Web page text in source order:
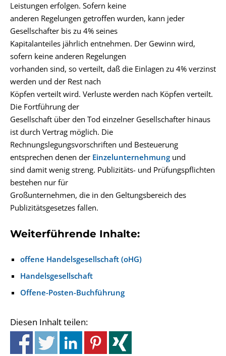
Leistungen erfolgen. Sofern keine
anderen Regelungen getroffen wurden, kann jeder
Gesellschafter bis zu 4% seines
Kapitalanteiles jährlich entnehmen. Der Gewinn wird,
sofern keine anderen Regelungen
vorhanden sind, so verteilt, daß die Einlagen zu 4% verzinst
werden und der Rest nach
Köpfen verteilt wird. Verluste werden nach Köpfen verteilt.
Die Fortführung der
Gesellschaft über den Tod einzelner Gesellschafter hinaus
ist durch Vertrag möglich. Die
Rechnungslegungsvorschriften und Besteuerung
entsprechen denen der Einzelunternehmung und
sind damit wenig streng. Publizitäts- und Prüfungspflichten
bestehen nur für
Großunternehmen, die in den Geltungsbereich des
Publizitätsgesetzes fallen.
Weiterführende Inhalte:
offene Handelsgesellschaft (oHG)
Handelsgesellschaft
Offene-Posten-Buchführung
Diesen Inhalt teilen: